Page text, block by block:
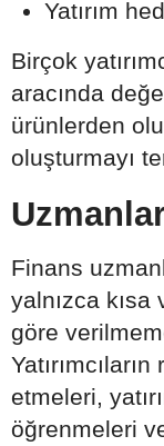
Yatırım
Birçok
aracında
ürünlerden
oluşturmayı
Finans
yalnızca
göre
etmeleri,
öğrenmeleri